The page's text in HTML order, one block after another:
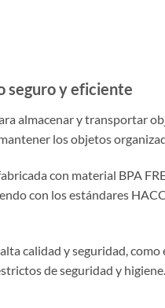
seguro y eficiente
almacenar y transportar
los objetos
con material BPA
con los estándares
calidad y seguridad,
de seguridad y